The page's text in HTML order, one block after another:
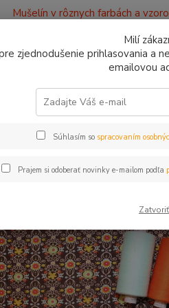
Mušelín v rôznych farbách a
Úplet a teplákovina Úplet Ornamenty
Ornamenty na
Milí
zjednodušenie prihlasovania a
emailovou
Súhlasím so spracovaním
Prajem si odoberať novinky e-mailom podľa
Zatvoriť